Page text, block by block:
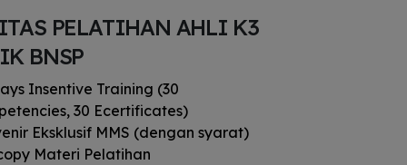
PELATIHAN AHLI K3
BNSP
Insentive Training (30
30 Ecertificates)
Eksklusif MMS (dengan syarat)
Materi Pelatihan